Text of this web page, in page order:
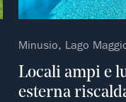
Minusio, Lago
Locali ampi e
esterna